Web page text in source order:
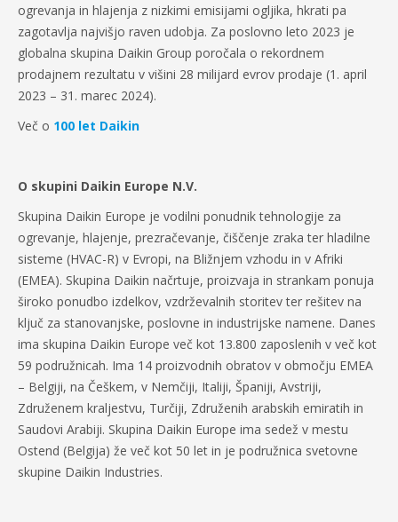
ogrevanja in hlajenja z nizkimi emisijami ogljika, hkrati pa
zagotavlja najvišjo raven udobja. Za poslovno leto 2023 je
globalna skupina Daikin Group poročala o rekordnem
prodajnem rezultatu v višini 28 milijard evrov prodaje (1. april
2023 – 31. marec 2024).
Več o 100 let Daikin
O skupini Daikin Europe N.V.
Skupina Daikin Europe je vodilni ponudnik tehnologije za
ogrevanje, hlajenje, prezračevanje, čiščenje zraka ter hladilne
sisteme (HVAC-R) v Evropi, na Bližnjem vzhodu in v Afriki
(EMEA). Skupina Daikin načrtuje, proizvaja in strankam ponuja
široko ponudbo izdelkov, vzdrževalnih storitev ter rešitev na
ključ za stanovanjske, poslovne in industrijske namene. Danes
ima skupina Daikin Europe več kot 13.800 zaposlenih v več kot
59 podružnicah. Ima 14 proizvodnih obratov v območju EMEA
– Belgiji, na Češkem, v Nemčiji, Italiji, Španiji, Avstriji,
Združenem kraljestvu, Turčiji, Združenih arabskih emiratih in
Saudovi Arabiji. Skupina Daikin Europe ima sedež v mestu
Ostend (Belgija) že več kot 50 let in je podružnica svetovne
skupine Daikin Industries.